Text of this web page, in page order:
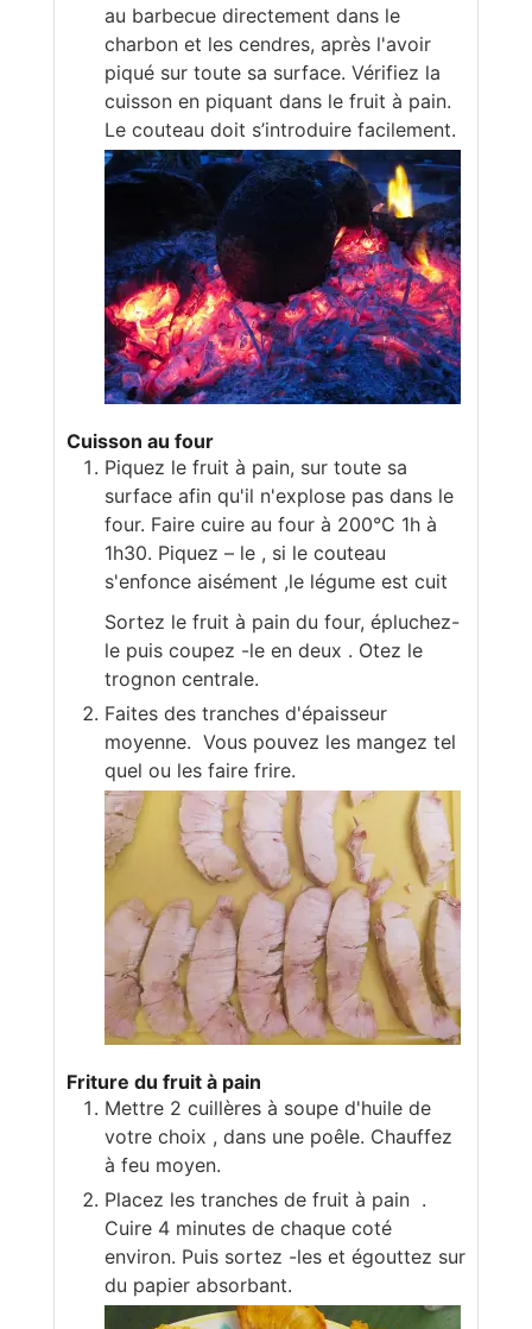
au barbecue directement dans le
charbon et les cendres, après l'avoir
piqué sur toute sa surface. Vérifiez la
cuisson en piquant dans le fruit à pain.
Le couteau doit s’introduire facilement.
Cuisson au four
Piquez le fruit à pain, sur toute sa
surface afin qu'il n'explose pas dans le
four. Faire cuire au four à 200°C 1h à
1h30. Piquez – le , si le couteau
s'enfonce aisément ,le légume est cuit
Sortez le fruit à pain du four, épluchez-
le puis coupez -le en deux . Otez le
trognon centrale.
Faites des tranches d'épaisseur
moyenne. Vous pouvez les mangez tel
quel ou les faire frire.
Friture du fruit à pain
Mettre 2 cuillères à soupe d'huile de
votre choix , dans une poêle. Chauffez
à feu moyen.
Placez les tranches de fruit à pain .
Cuire 4 minutes de chaque coté
environ. Puis sortez -les et égouttez sur
du papier absorbant.